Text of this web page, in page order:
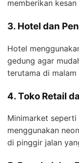
memberikan
3. Hotel dan
Hotel
gedung agar
terutama di malam
4. Toko Retail
Minimarket
menggunakan
di pinggir jalan